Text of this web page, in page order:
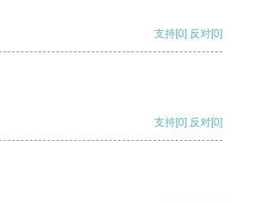
支持[0] 反对[0]
支持[0] 反对[0]